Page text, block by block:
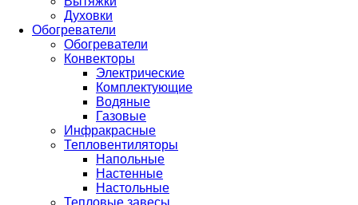
Духовки
Обогреватели
Обогреватели
Конвекторы
Электрические
Комплектующие
Водяные
Газовые
Инфракрасные
Тепловентиляторы
Напольные
Настенные
Настольные